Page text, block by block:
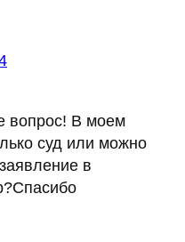
вопрос! В моем
суд или можно
в